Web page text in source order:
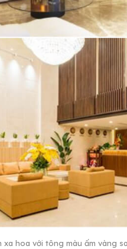
xa hoa với tông màu ấm vàng